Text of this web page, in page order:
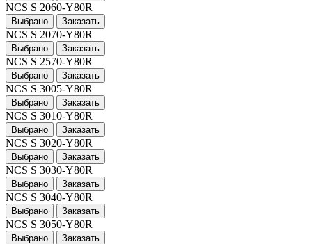
NCS S 2060-Y80R
Выбрано Заказать
NCS S 2070-Y80R
Выбрано Заказать
NCS S 2570-Y80R
Выбрано Заказать
NCS S 3005-Y80R
Выбрано Заказать
NCS S 3010-Y80R
Выбрано Заказать
NCS S 3020-Y80R
Выбрано Заказать
NCS S 3030-Y80R
Выбрано Заказать
NCS S 3040-Y80R
Выбрано Заказать
NCS S 3050-Y80R
Выбрано Заказать